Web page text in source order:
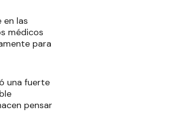
las
médicos
para
una fuerte
pensar